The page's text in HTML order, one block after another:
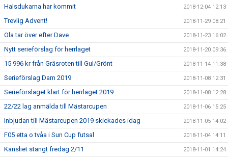
Halsdukarna har kommit 2018-12-04 12:13
Trevlig Advent! 2018-11-29 08:21
Ola tar över efter Dave 2018-11-23 16:02
Nytt serieförslag för herrlaget 2018-11-20 09:36
15 996 kr från Gräsroten till Gul/Grönt 2018-11-14 11:38
Serieförslag Dam 2019 2018-11-08 12:31
Serieförslaget klart för herrlaget 2019 2018-11-08 12:28
22/22 lag anmälda till Mästarcupen 2018-11-06 15:25
Inbjudan till Mästarcupen 2019 skickades idag 2018-11-05 14:02
F05 etta o tvåa i Sun Cup futsal 2018-11-04 14:11
Kansliet stängt fredag 2/11 2018-11-01 14:24